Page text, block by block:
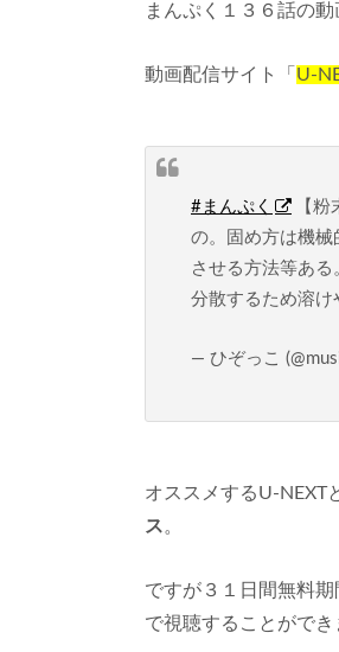
まんぷく１３６話の動
動画配信サイト「 U-
#まんぷく
【
の。固め方は機械
させる方法等あ
分散するため溶け
— ひぞっこ
オススメするU-NEXT
ス。
ですが３１日間無料
で視聴することができ